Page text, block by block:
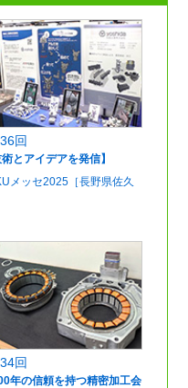
回
術とアイデアを発信】
メッセ2025［長野県佐久
回
年の信頼を持つ精密加工会